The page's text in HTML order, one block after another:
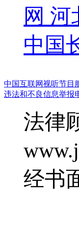
网 河
中国
中国互联网视听节目
违法和不良信息举报
法律
经书